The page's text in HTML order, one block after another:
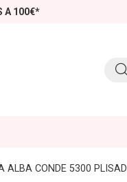
A 100€*
ALBA CONDE 5300